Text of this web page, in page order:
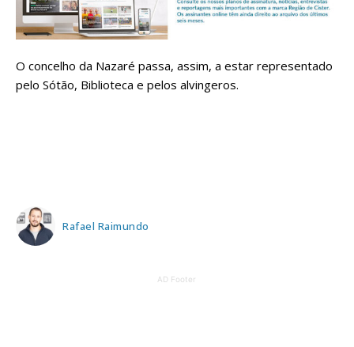
O concelho da Nazaré passa, assim, a estar representado
pelo Sótão, Biblioteca e pelos alvingeros.
Rafael Raimundo
AD Footer